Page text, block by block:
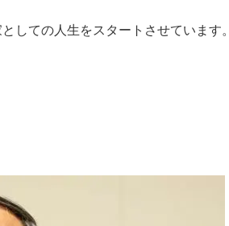
しての人生をスタートさせています。